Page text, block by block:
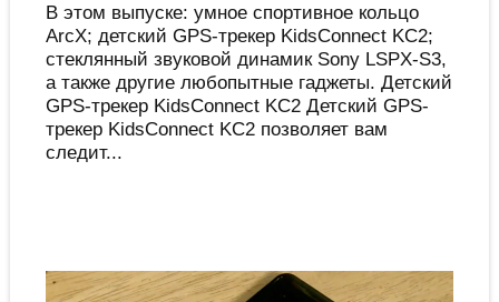
В этом выпуске: умное спортивное кольцо
ArcX; детский GPS-трекер KidsConnect KC2;
стеклянный звуковой динамик Sony LSPX-S3,
а также другие любопытные гаджеты. Детский
GPS-трекер KidsConnect KC2 Детский GPS-
трекер KidsConnect KC2 позволяет вам
следит...